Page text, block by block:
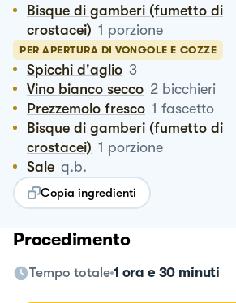
Bisque di gamberi (fumetto di
crostacei) 1 porzione
PER APERTURA DI VONGOLE E COZZE
Spicchi d'aglio 3
Vino bianco secco 2 bicchieri
Prezzemolo fresco 1 fascetto
Bisque di gamberi (fumetto di
crostacei) 1 porzione
Sale q.b.
Copia ingredienti
Procedimento
Tempo totale 1 ora e 30 minuti